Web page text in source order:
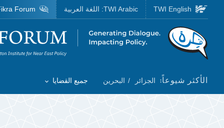
Skip to main content
Homepage
الأكثر شيوعاً: الجزائر البحرين
Toggle List of
جميع القضايا
TWI English
TWI Arabic: اللغة العربية Forum